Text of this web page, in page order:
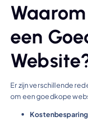
een
Er zijn verschillende
om een goedkope